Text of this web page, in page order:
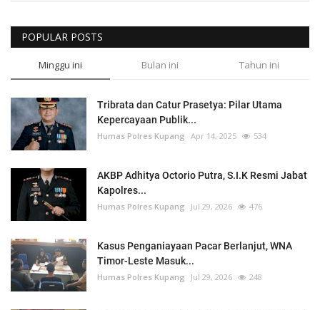
POPULAR POSTS
Minggu ini Bulan ini Tahun ini
Tribrata dan Catur Prasetya: Pilar Utama
Kepercayaan Publik...
Humas Polres Kupang Apr 14, 2025 534
AKBP Adhitya Octorio Putra, S.I.K Resmi Jabat
Kapolres...
Humas Polres Kupang Jul 29, 2026 476
Kasus Penganiayaan Pacar Berlanjut, WNA
Timor-Leste Masuk...
Humas Polres Kupang Jul 29, 2026 248